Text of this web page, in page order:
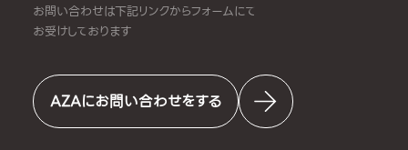
お問い合わせは下記リンクからフォームにて
お受けしております
AZAにお問い合わせをする